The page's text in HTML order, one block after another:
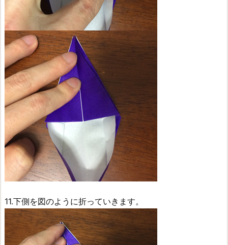
11.下側を図のように折っていきます。